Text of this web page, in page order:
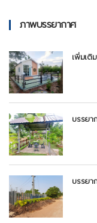
ภาพบรรยากาศ
เพิ่มเติ
บรรยา
บรรย